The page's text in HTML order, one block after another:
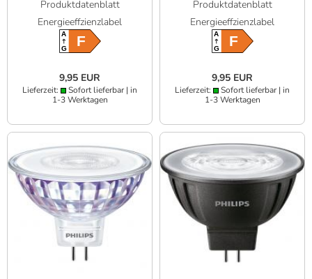
Produktdatenblatt
Energieeffzienzlabel
A
GF
9,95 EUR
Lieferzeit:
Sofort lieferbar | in
1-3 Werktagen
Produktdatenblatt
Energieeffzienzlabel
A
GF
9,95 EUR
Lieferzeit:
Sofort lieferbar | in
1-3 Werktagen